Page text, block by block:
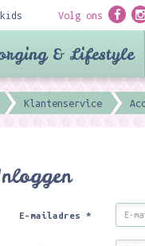
Volg ons
& Lifestyle
Klantenservice
E-mailadres*